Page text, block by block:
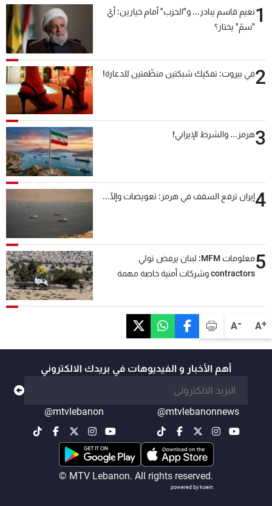
A+
A-
1نعيم قاسم يبادر... و"الحزب" أمام خيارين: أيّ
"سمّ" يختار؟
2في بيروت: تفكيك شبكتين منظّمتين للدعارة!
3هرمز... والشرط الإيراني!
4إيران ترفع السقف في هرمز: تعويضات وإلّا...
5
معلومات MFM: لبنان يرفض تولي
contractors وشركات أمنية خاصة مهمة
أهم الأخبار و الفيديوهات في بريدك الالكتروني
@mtvlebanonnews
@mtvlebanon
© MTV Lebanon. All rights reserved.
powered by koein
شروط الإسـتخدام
سياسة الخصوصية